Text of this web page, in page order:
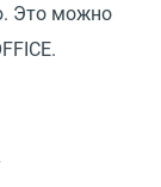
Это можно